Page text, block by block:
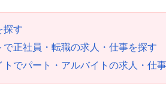
探す
正社員・転職の求人・仕事を探す
でパート・アルバイトの求人・仕